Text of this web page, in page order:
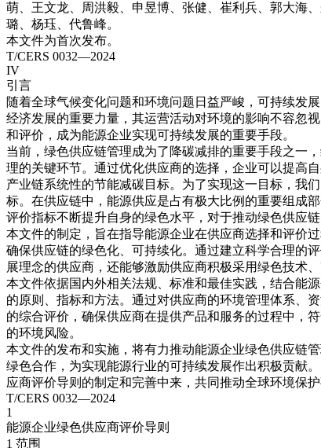
萌、王文龙、周洪毅、申昱博、张健、崔利兵、郭大海
璐、杨珏、代鲁峰。
本文件为首次发布。
T/CERS 0032—2024
IV
引言
随着全球气候变化问题和环境问题日益严峻，可持续发
经济发展的重要力量，其运营活动对环境的影响不容忽
和评价，成为能源企业实现可持续发展的重要手段。
当前，绿色供应链管理成为了降碳减排的重要手段之一
理的关键环节。通过优化供应商的选择，企业可以提高
产业链系统性的节能减碳目标。为了实现这一目标，我
标。在供应链中，能源供应是占有极大比例的重要组成
评价指标不断提升自身的绿色水平，对于推动绿色供应链
本文件的制定，旨在指导能源企业在供应商选择和评价
确保供应链的绿色化、可持续化。通过建立科学合理的
展理念的供应商，还能够激励供应商积极采用绿色技术
本文件依据国内外相关法规、标准和最佳实践，结合能
的原则、指标和方法。通过对供应商的环境管理体系、
的综合评价，确保供应商在提供产品和服务的过程中，
的环境风险。
本文件的发布和实施，将有力推动能源企业绿色供应链
绿色合作，为实现能源行业的可持续发展作出积极贡献
应商评价导则的制定和完善中来，共同推动全球环境保护
T/CERS 0032—2024
1
能源企业绿色供应商评价导则
1 范围